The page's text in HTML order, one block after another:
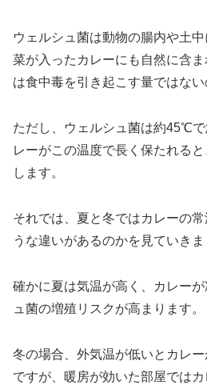
ウェルシュ菌は動物の腸内や土
菜が入ったカレーにも自然に含
は食中毒を引き起こす量ではない
ただし、ウェルシュ菌は約45℃
レーがこの温度で長く保たれる
します。
それでは、夏と冬ではカレーの
うな違いがあるのかを見ていきま
確かに夏は気温が高く、カレー
ュ菌の増殖リスクが高まります。
冬の場合、外気温が低いとカレ
ですが、暖房が効いた部屋では